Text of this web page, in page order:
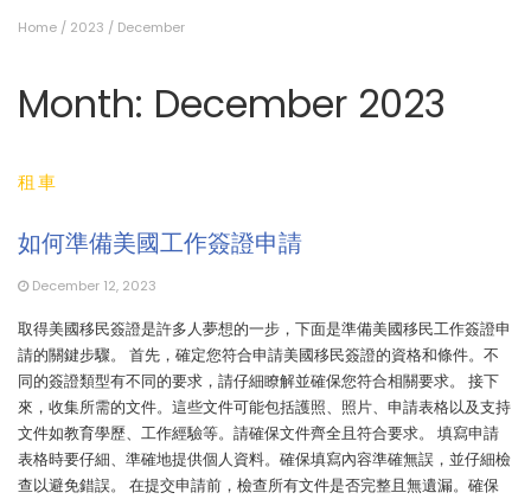
Home / 2023 / December
Month: December 2023
租車
如何準備美國工作簽證申請
December 12, 2023
取得美國移民簽證是許多人夢想的一步，下面是準備美國移民工作簽證申
請的關鍵步驟。 首先，確定您符合申請美國移民簽證的資格和條件。不
同的簽證類型有不同的要求，請仔細瞭解並確保您符合相關要求。 接下
來，收集所需的文件。這些文件可能包括護照、照片、申請表格以及支持
文件如教育學歷、工作經驗等。請確保文件齊全且符合要求。 填寫申請
表格時要仔細、準確地提供個人資料。確保填寫內容準確無誤，並仔細檢
查以避免錯誤。 在提交申請前，檢查所有文件是否完整且無遺漏。確保